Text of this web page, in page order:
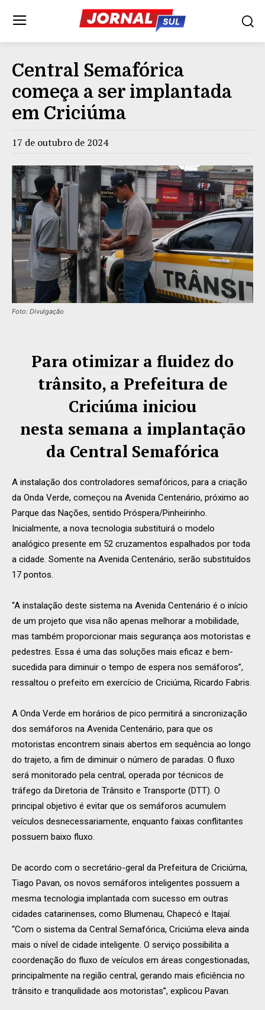
Central Semafórica
começa a ser implantada
em Criciúma
17 de outubro de 2024
Foto: Divulgação
Para otimizar a fluidez do
trânsito, a Prefeitura de
Criciúma iniciou
nesta semana a implantação
da Central Semafórica
A instalação dos controladores semafóricos, para a criação
da Onda Verde, começou na Avenida Centenário, próximo ao
Parque das Nações, sentido Próspera/Pinheirinho.
Inicialmente, a nova tecnologia substituirá o modelo
analógico presente em 52 cruzamentos espalhados por toda
a cidade. Somente na Avenida Centenário, serão substituídos
17 pontos.
“A instalação deste sistema na Avenida Centenário é o início
de um projeto que visa não apenas melhorar a mobilidade,
mas também proporcionar mais segurança aos motoristas e
pedestres. Essa é uma das soluções mais eficaz e bem-
sucedida para diminuir o tempo de espera nos semáforos”,
ressaltou o prefeito em exercício de Criciúma, Ricardo Fabris.
A Onda Verde em horários de pico permitirá a sincronização
dos semáforos na Avenida Centenário, para que os
motoristas encontrem sinais abertos em sequência ao longo
do trajeto, a fim de diminuir o número de paradas. O fluxo
será monitorado pela central, operada por técnicos de
tráfego da Diretoria de Trânsito e Transporte (DTT). O
principal objetivo é evitar que os semáforos acumulem
veículos desnecessariamente, enquanto faixas conflitantes
possuem baixo fluxo.
De acordo com o secretário-geral da Prefeitura de Criciúma,
Tiago Pavan, os novos semáforos inteligentes possuem a
mesma tecnologia implantada com sucesso em outras
cidades catarinenses, como Blumenau, Chapecó e Itajaí.
“Com o sistema da Central Semafórica, Criciúma eleva ainda
mais o nível de cidade inteligente. O serviço possibilita a
coordenação do fluxo de veículos em áreas congestionadas,
principalmente na região central, gerando mais eficiência no
trânsito e tranquilidade aos motoristas”, explicou Pavan.